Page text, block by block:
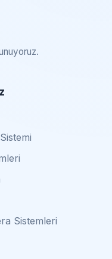
Sistemleri